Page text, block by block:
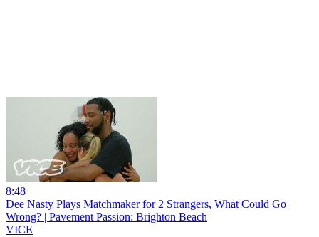
8:48
Dee Nasty Plays Matchmaker for 2 Strangers, What Could Go
Wrong? | Pavement Passion: Brighton Beach
VICE